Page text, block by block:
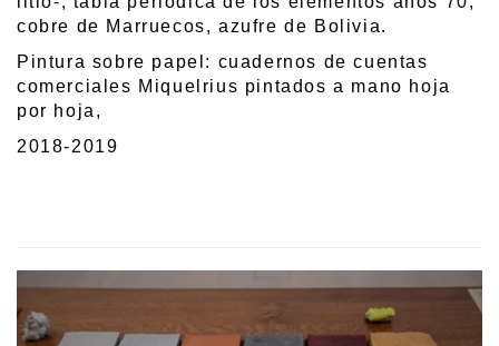
cobre de Marruecos, azufre de Bolivia.
Pintura sobre papel: cuadernos de cuentas
comerciales Miquelrius pintados a mano hoja
por hoja,
2018-2019